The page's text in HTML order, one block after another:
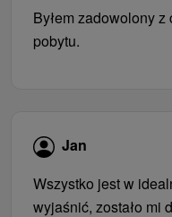
Byłem zadowolony
pobytu.
Jan
Wszystko jest w
wyjaśnić, zostało mi